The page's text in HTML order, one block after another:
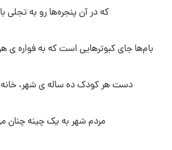
که در آن پنجره‌ها رو به تجلی
بام‌ها جای کبوترهایی است که به فواره
دست هر کودک ده ساله ی شهر،
مردم شهر به یک چینه چنان